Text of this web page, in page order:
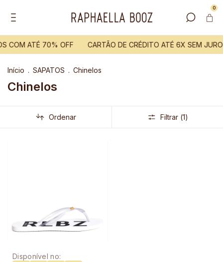
0
COM ATÉ 70% OFF CARTÃO DE CRÉDITO ATÉ 6X SEM
Início . SAPATOS . Chinelos
Chinelos
Ordenar Filtrar (1)
Disponível no: